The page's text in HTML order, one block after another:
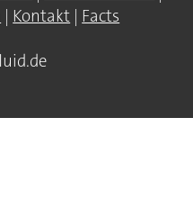
| Kontakt | Facts